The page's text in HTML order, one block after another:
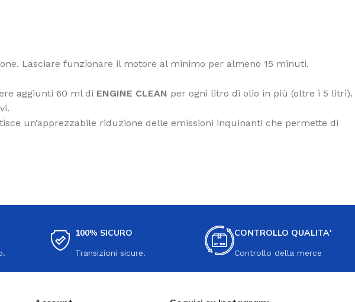
Lasciare funzionare il motore al minimo per almeno 15 minuti.
aggiunti 60 ml di ENGINE CLEAN per ogni litro di olio in più (oltre i 5 litri).
un’apprezzabile riduzione delle emissioni inquinanti che permette di
100% SICURO
Transizioni sicure.
CONTROLLO QUALITA'
Controllo della merce